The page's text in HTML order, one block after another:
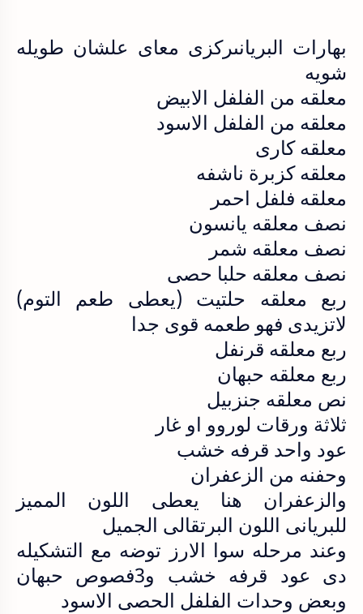
بهارات البريانىركزى معاى علشان طويله
شويه
معلقه من الفلفل الابيض
معلقه من الفلفل الاسود
معلقه كارى
معلقه كزبرة ناشفه
معلقه فلفل احمر
نصف معلقه يانسون
نصف معلقه شمر
نصف معلقه حلبا حصى
ربع معلقه حلتيت (يعطى طعم التوم)
لاتزيدى فهو طعمه قوى جدا
ربع معلقه قرنفل
ربع معلقه حبهان
نص معلقه جنزبيل
ثلاثة ورقات لوروو او غار
عود واحد قرفه خشب
وحفنه من الزعفران
والزعفران هنا يعطى اللون المميز
للبريانى اللون البرتقالى الجميل
وعند مرحله سوا الارز توضه مع التشكيله
دى عود قرفه خشب و3فصوص حبهان
وبعض وحدات الفلفل الحصى الاسود